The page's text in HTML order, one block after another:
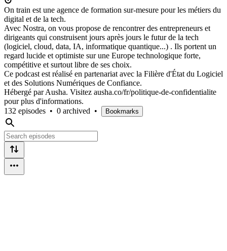
On train est une agence de formation sur-mesure pour les métiers du
digital et de la tech.
Avec Nostra, on vous propose de rencontrer des entrepreneurs et
dirigeants qui construisent jours après jours le futur de la tech
(logiciel, cloud, data, IA, informatique quantique...) . Ils portent un
regard lucide et optimiste sur une Europe technologique forte,
compétitive et surtout libre de ses choix.
Ce podcast est réalisé en partenariat avec la Filière d'État du Logiciel
et des Solutions Numériques de Confiance.
Hébergé par Ausha. Visitez ausha.co/fr/politique-de-confidentialite
pour plus d'informations.
132 episodes • 0 archived • Bookmarks